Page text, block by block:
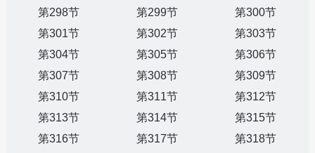
第298节
第299节
第300节
第301节
第302节
第303节
第304节
第305节
第306节
第307节
第308节
第309节
第310节
第311节
第312节
第313节
第314节
第315节
第316节
第317节
第318节